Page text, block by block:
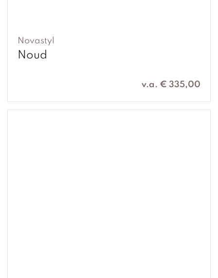
Novastyl
Noud
v.a. € 335,00